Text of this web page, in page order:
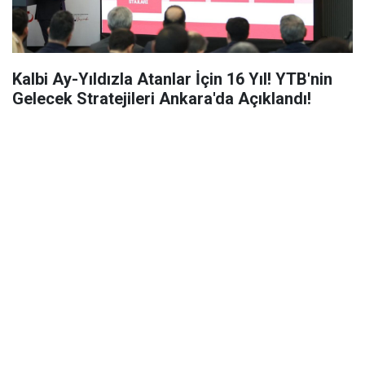
Kalbi Ay-Yıldızla Atanlar İçin 16 Yıl! YTB'nin
Gelecek Stratejileri Ankara'da Açıklandı!